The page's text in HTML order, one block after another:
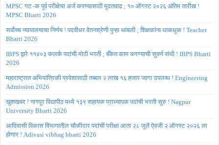
MPSC गट -क पूर्व परीक्षेचा अर्ज करण्यासाठी मुदतवाढ ; १० ऑगस्ट २०२६ अंतिम तारीख !
MPSC Bharti 2026
सर्वोच्च न्यायालयाचा निर्णय ! पदवीधर वेतनश्रेणी पुन्हा थांबली ; शिक्षकांना धाकधूक ! Teacher
Bharti 2026
IBPS द्वारे ११४०३ कलर्क पदांची मोठी भरती ; बँकेत काम करण्याची सुवर्ण संधी ! IBPS Bharti
2026
महाराष्ट्रात अभियांत्रिकी प्रवेशासाठी तब्बल २ लाख १६ हजार जागा उपलब्ध ! Engineering
Admission 2026
खुशखबर ! नागपूर विद्यापीठ मध्ये १३९ सहायक प्राध्यापक पदांची भरती सुरु ! Nagpur
University Bharti 2026
आदिवासी विकास विभागातील चौकीदार पदांची परीक्षा आता २८ जुलै ऐवजी २ ऑगस्ट २०२६ ला
होणार ! Adivasi vibhag bharti 2026